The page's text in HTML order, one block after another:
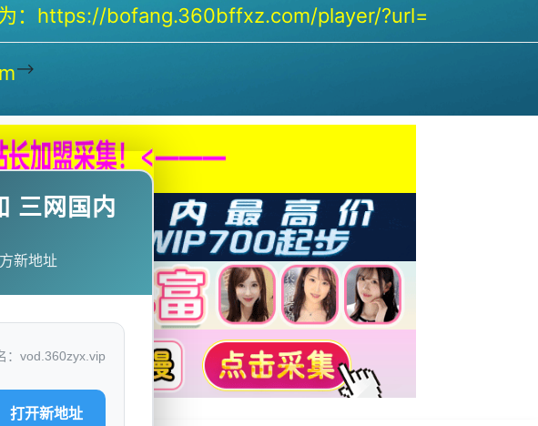
：https://bofang.360bffxz.com/player/?url=
-->
三网国内
新地址
：vod.360zyx.vip
打开新地址